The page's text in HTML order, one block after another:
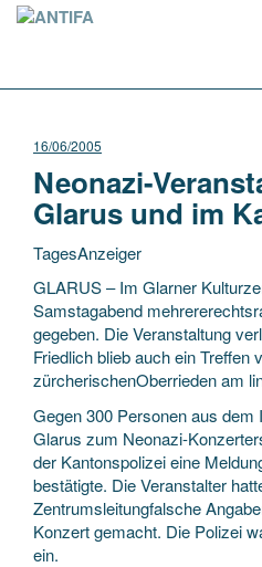
16/06/2005
Neonazi-
Glarus und im
TagesAnzeiger
GLARUS – Im Glarner
Samstagabend
gegeben. Die Veranstaltung
Friedlich blieb auch ein Treffen
zürcherischenOberrieden am
Gegen300 Personen aus dem
Glarus zum Neonazi-
der Kantonspolizei eine
bestätigte. Die Veranstalter
Zentrumsleitungfalsche
Konzert gemacht. Die Polizei
ein.